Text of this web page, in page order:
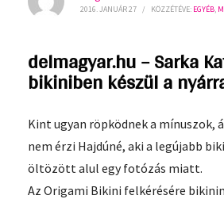
2016. JANUÁR 27 / KÖZZÉTÉVE: EGYÉB,
delmagyar.hu – Sarka
bikiniben készül a
Kint ugyan röpködnek a mínuszok,
nem érzi Hajdúné, aki a legújabb
öltözött alul egy fotózás miatt.
Az Origami Bikini felkérésére